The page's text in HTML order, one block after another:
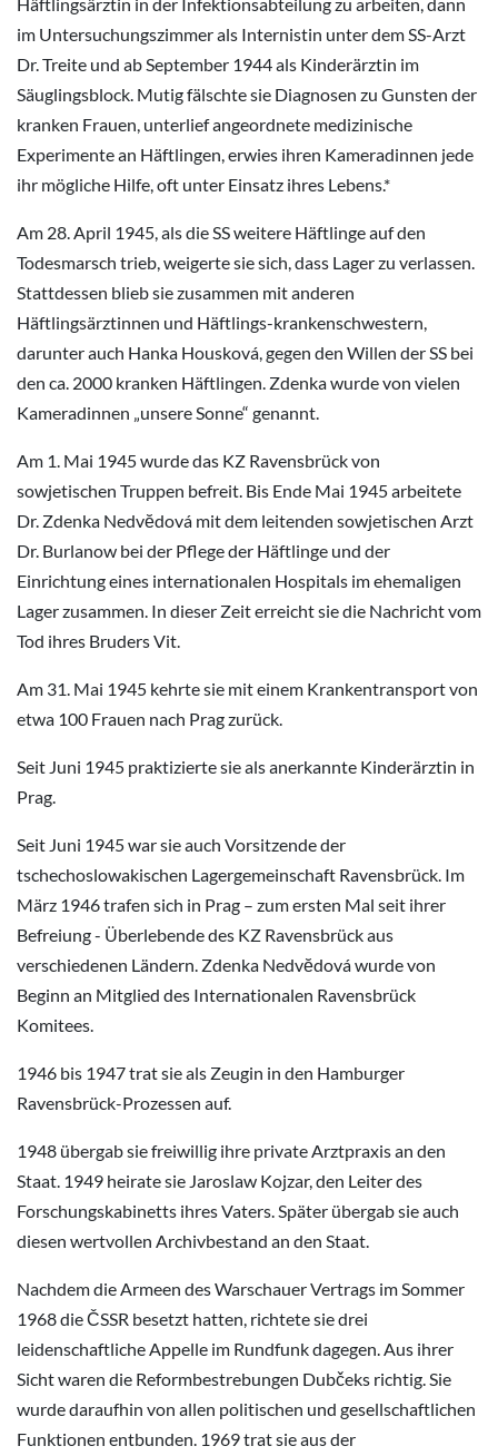
im Untersuchungszimmer als Internistin unter dem SS-Arzt
Dr. Treite und ab September 1944 als Kinderärztin im
Säuglingsblock. Mutig fälschte sie Diagnosen zu Gunsten der
kranken Frauen, unterlief angeordnete medizinische
Experimente an Häftlingen, erwies ihren Kameradinnen jede
ihr mögliche Hilfe, oft unter Einsatz ihres Lebens.*
Am 28. April 1945, als die SS weitere Häftlinge auf den
Todesmarsch trieb, weigerte sie sich, dass Lager zu verlassen.
Stattdessen blieb sie zusammen mit anderen
Häftlingsärztinnen und Häftlings-krankenschwestern,
darunter auch Hanka Housková, gegen den Willen der SS bei
den ca. 2000 kranken Häftlingen. Zdenka wurde von vielen
Kameradinnen „unsere Sonne“ genannt.
Am 1. Mai 1945 wurde das KZ Ravensbrück von
sowjetischen Truppen befreit. Bis Ende Mai 1945 arbeitete
Dr. Zdenka Nedvĕdová mit dem leitenden sowjetischen Arzt
Dr. Burlanow bei der Pflege der Häftlinge und der
Einrichtung eines internationalen Hospitals im ehemaligen
Lager zusammen. In dieser Zeit erreicht sie die Nachricht vom
Tod ihres Bruders Vit.
Am 31. Mai 1945 kehrte sie mit einem Krankentransport von
etwa 100 Frauen nach Prag zurück.
Seit Juni 1945 praktizierte sie als anerkannte Kinderärztin in
Prag.
Seit Juni 1945 war sie auch Vorsitzende der
tschechoslowakischen Lagergemeinschaft Ravensbrück. Im
März 1946 trafen sich in Prag – zum ersten Mal seit ihrer
Befreiung - Überlebende des KZ Ravensbrück aus
verschiedenen Ländern. Zdenka Nedvĕdová wurde von
Beginn an Mitglied des Internationalen Ravensbrück
Komitees.
1946 bis 1947 trat sie als Zeugin in den Hamburger
Ravensbrück-Prozessen auf.
1948 übergab sie freiwillig ihre private Arztpraxis an den
Staat. 1949 heirate sie Jaroslaw Kojzar, den Leiter des
Forschungskabinetts ihres Vaters. Später übergab sie auch
diesen wertvollen Archivbestand an den Staat.
Nachdem die Armeen des Warschauer Vertrags im Sommer
1968 die ČSSR besetzt hatten, richtete sie drei
leidenschaftliche Appelle im Rundfunk dagegen. Aus ihrer
Sicht waren die Reformbestrebungen Dubčeks richtig. Sie
wurde daraufhin von allen politischen und gesellschaftlichen
Funktionen entbunden. 1969 trat sie aus der